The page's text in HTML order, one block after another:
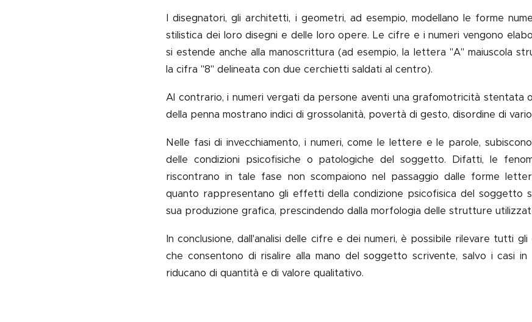
I disegnatori, gli architetti, i geometri, ad esempio, modellano le forme
stilistica dei loro disegni e delle loro opere. Le cifre e i numeri vengono
si estende anche alla manoscrittura (ad esempio, la lettera "A" maiuscola
la cifra "8" delineata con due cerchietti saldati al centro).
Al contrario, i numeri vergati da persone aventi una grafomotricità stentata
della penna mostrano indici di grossolanità, povertà di gesto, disordine di
Nelle fasi di invecchiamento, i numeri, come le lettere e le parole,
delle condizioni psicofisiche o patologiche del soggetto. Difatti, le
riscontrano in tale fase non scompaiono nel passaggio dalle forme
quanto rappresentano gli effetti della condizione psicofisica del soggetto
sua produzione grafica, prescindendo dalla morfologia delle strutture
In conclusione, dall'analisi delle cifre e dei numeri, è possibile rilevare tutti
che consentono di risalire alla mano del soggetto scrivente, salvo i casi
riducano di quantità e di valore qualitativo.